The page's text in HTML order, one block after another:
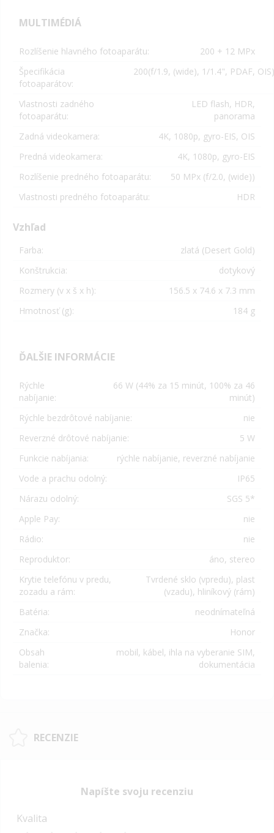
MULTIMÉDIÁ
Rozlíšenie hlavného fotoaparátu:
200 + 12 MPx
Špecifikácia
fotoaparátov:
200(f/1.9, (wide), 1/1.4", PDAF,
Vlastnosti zadného
fotoaparátu:
LED flash, HDR,
panorama
Zadná videokamera:
4K, 1080p, gyro-EIS, OIS
Predná videokamera:
4K, 1080p, gyro-EIS
Rozlíšenie predného fotoaparátu:
50 MPx (f/2.0, (wide))
Vlastnosti predného fotoaparátu:
HDR
Vzhľad
Farba:
zlatá (Desert Gold)
Konštrukcia:
dotykový
Rozmery (v x š x h):
156.5 x 74.6 x 7.3 mm
Hmotnosť (g):
184 g
ĎALŠIE INFORMÁCIE
Rýchle
nabíjanie:
66 W (44% za 15 minút, 100% za 46
minút)
Rýchle bezdrôtové nabíjanie:
nie
Reverzné drôtové nabíjanie:
5 W
Funkcie nabíjania:
rýchle nabíjanie, reverzné nabíjanie
Vode a prachu odolný:
IP65
Nárazu odolný:
SGS 5*
Apple Pay:
nie
Rádio:
nie
Reproduktor:
áno, stereo
Krytie telefónu v predu,
zozadu a rám:
Tvrdené sklo (vpredu), plast
(vzadu), hliníkový (rám)
Batéria:
neodnímateľná
Značka:
Honor
Obsah
balenia:
mobil, kábel, ihla na vyberanie SIM,
dokumentácia
RECENZIE
Napíšte svoju recenziu
Kvalita